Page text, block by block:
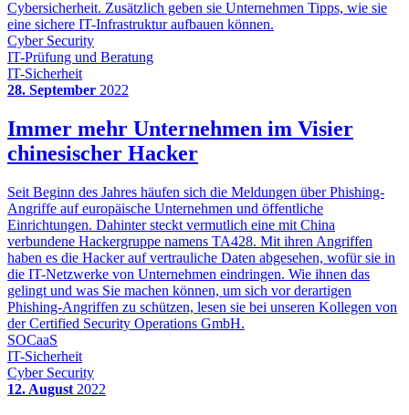
Cybersicherheit. Zusätzlich geben sie Unternehmen Tipps, wie sie
eine sichere IT-Infrastruktur aufbauen können.
Cyber Security
IT-Prüfung und Beratung
IT-Sicherheit
28. September 2022
Immer mehr Unternehmen im Visier
chinesischer Hacker
Seit Beginn des Jahres häufen sich die Meldungen über Phishing-
Angriffe auf europäische Unternehmen und öffentliche
Einrichtungen. Dahinter steckt vermutlich eine mit China
verbundene Hackergruppe namens TA428. Mit ihren Angriffen
haben es die Hacker auf vertrauliche Daten abgesehen, wofür sie in
die IT-Netzwerke von Unternehmen eindringen. Wie ihnen das
gelingt und was Sie machen können, um sich vor derartigen
Phishing-Angriffen zu schützen, lesen sie bei unseren Kollegen von
der Certified Security Operations GmbH.
SOCaaS
IT-Sicherheit
Cyber Security
12. August 2022